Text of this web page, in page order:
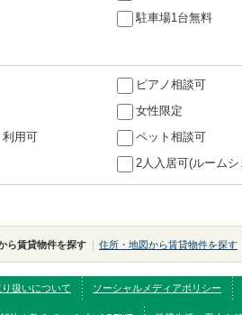
駐車場1台無料
ピアノ相談可
女性限定
利用可
ペット相談可
2人入居可(ルーム
ら賃貸物件を探す 住所・地図から賃貸物件を探す
扱いについて ソーシャルメディアポリシー